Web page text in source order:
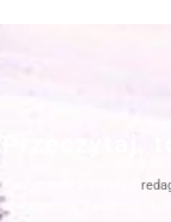
Przeczytaj,
Korzystanie z serwisu
opracowania i pomoce